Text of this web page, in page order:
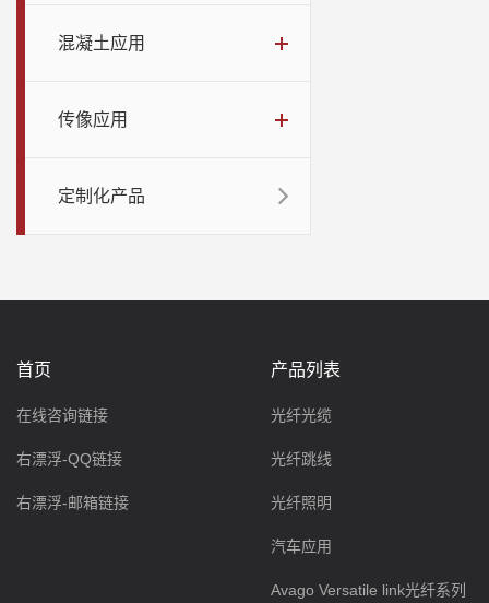
混凝土应用
传像应用
定制化产品
首页
在线咨询链接
右漂浮-QQ链接
右漂浮-邮箱链接
产品列表
光纤光缆
光纤跳线
光纤照明
汽车应用
Avago Versatile link光纤系列